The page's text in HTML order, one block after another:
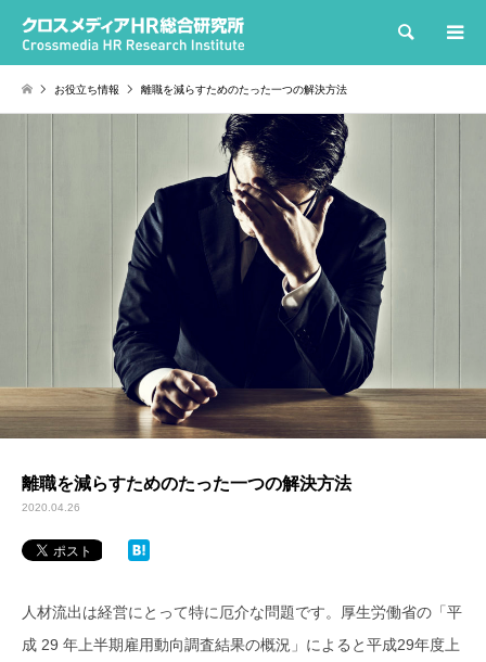
検索
お役立ち情報 離職を減らすためのたった一つの解決方法
離職を減らすためのたった一つの解決方法
2020.04.26
人材流出は経営にとって特に厄介な問題です。厚生労働省の「平
成 29 年上半期雇用動向調査結果の概況」によると平成29年度上